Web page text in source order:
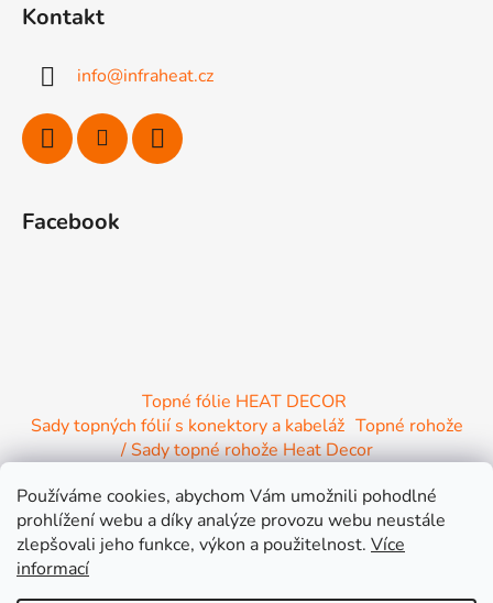
Používáme cookies, abychom Vám umožnili pohodlné
prohlížení webu a díky analýze provozu webu neustále
zlepšovali jeho funkce, výkon a použitelnost. Více
informací
Kontakt
info@infraheat.cz
Facebook
Topné fólie HEAT DECOR
Sady topných fólií s konektory a kabeláž Topné rohože
/ Sady topné rohože Heat Decor
/ Instalační materiál / Topné Infrapanely
/ Relaxační lehátko NIRE s Infra ohřevem